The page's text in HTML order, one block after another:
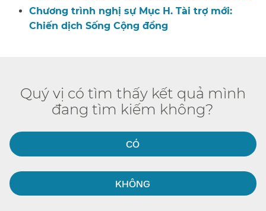
Chương trình nghị sự Mục H. Tài trợ mới:
Chiến dịch Sống Cộng đồng​​
Quý vị có tìm thấy kết quả mình
đang tìm kiếm không?​​
CÓ​​
KHÔNG​​